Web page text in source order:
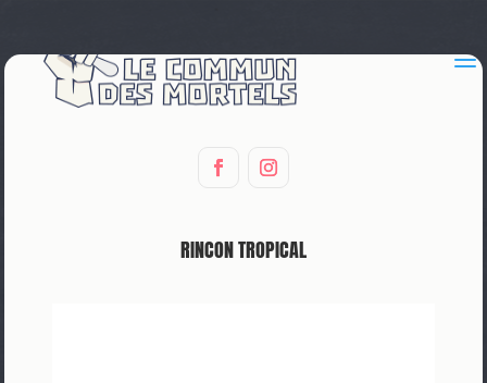
a
RINCON TROPICAL